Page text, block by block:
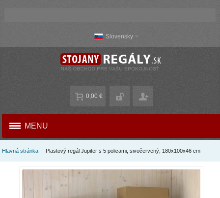
Slovensky
0,00 €
MENU
Hlavná stránka Plastový regál Jupiter s 5 policami, sivočervený, 180x100x46 cm